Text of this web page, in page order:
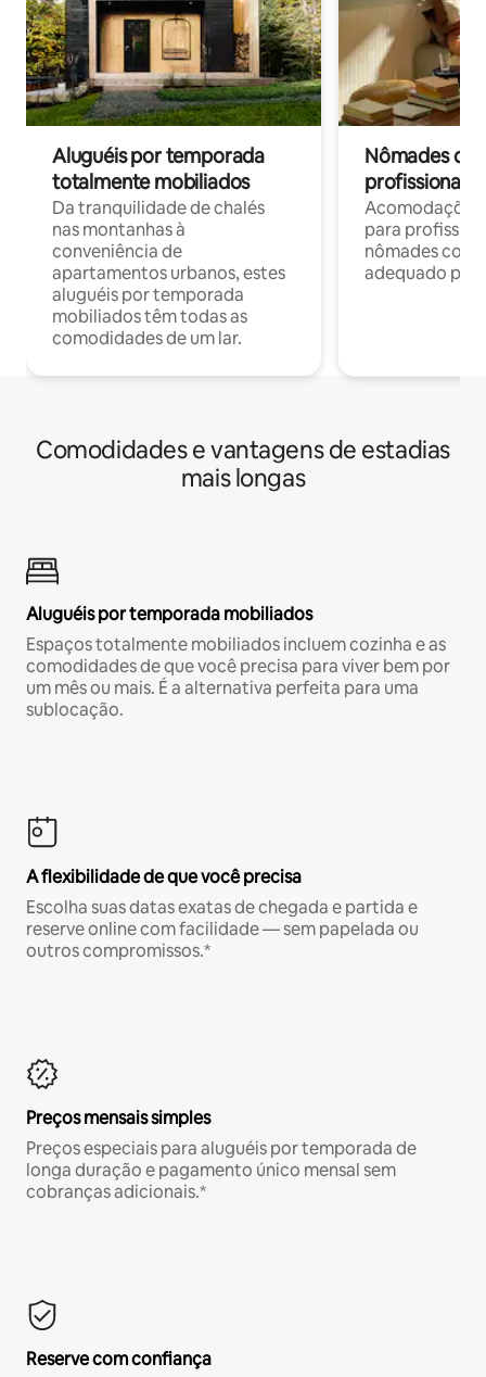
Aluguéis por temporada
totalmente mobiliados
Da tranquilidade de chalés
nas montanhas à
conveniência de
apartamentos urbanos, estes
aluguéis por temporada
mobiliados têm todas as
comodidades de um lar.
Nômades
profissionais
para
nômades com
adequado
Comodidades e vantagens de estadias
mais longas
Aluguéis por temporada mobiliados
Espaços totalmente mobiliados incluem cozinha e as
comodidades de que você precisa para viver bem por
um mês ou mais. É a alternativa perfeita para uma
sublocação.
A flexibilidade de que você precisa
Escolha suas datas exatas de chegada e partida e
reserve online com facilidade — sem papelada ou
outros compromissos.*
Preços mensais simples
Preços especiais para aluguéis por temporada de
longa duração e pagamento único mensal sem
cobranças adicionais.*
Reserve com confiança